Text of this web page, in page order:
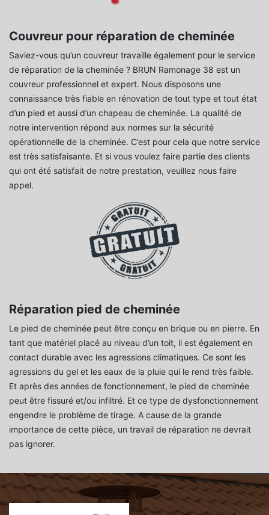
Couvreur pour réparation de cheminée
Saviez-vous qu’un couvreur travaille également pour le service
de réparation de la cheminée ? BRUN Ramonage 38 est un
couvreur professionnel et expert. Nous disposons une
connaissance très fiable en rénovation de tout type et tout état
d’un pied et aussi d’un chapeau de cheminée. La qualité de
notre intervention répond aux normes sur la sécurité
opérationnelle de la cheminée. C’est pour cela que notre service
est très satisfaisante. Et si vous voulez faire partie des clients
qui ont été satisfait de notre prestation, veuillez nous faire
appel.
Réparation pied de cheminée
Le pied de cheminée peut être conçu en brique ou en pierre. En
tant que matériel placé au niveau d’un toit, il est également en
contact durable avec les agressions climatiques. Ce sont les
agressions du gel et les eaux de la pluie qui le rend très faible.
Et après des années de fonctionnement, le pied de cheminée
peut être fissuré et/ou infiltré. Et ce type de dysfonctionnement
engendre le problème de tirage. A cause de la grande
importance de cette pièce, un travail de réparation ne devrait
pas ignorer.